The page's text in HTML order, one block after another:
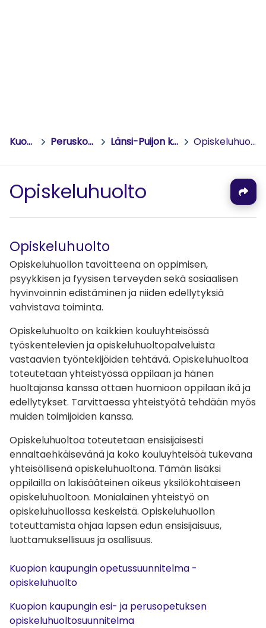
Kuopio Peruskoulut > Länsi-Puijon koulu > Opiskeluhuolto
Opiskeluhuolto
Opiskeluhuolto
Opiskeluhuollon tavoitteena on oppimisen,
psyykkisen ja fyysisen terveyden sekä sosiaalisen
hyvinvoinnin edistäminen ja niiden edellytyksiä
vahvistava toiminta.
Opiskeluhuolto on kaikkien kouluyhteisössä
työskentelevien ja opiskeluhuoltopalveluista
vastaavien työntekijöiden tehtävä. Opiskeluhuoltoa
toteutetaan yhteistyössä oppilaan ja hänen
huoltajansa kanssa ottaen huomioon oppilaan ikä ja
edellytykset. Tarvittaessa yhteistyötä tehdään myös
muiden toimijoiden kanssa.
Opiskeluhuoltoa toteutetaan ensisijaisesti
ennaltaehkäisevänä ja koko kouluyhteisöä tukevana
yhteisöllisenä opiskeluhuoltona. Tämän lisäksi
oppilailla on lakisääteinen oikeus yksilökohtaiseen
opiskeluhuoltoon. Monialainen yhteistyö on
opiskeluhuollossa keskeistä. Opiskeluhuollon
toteuttamista ohjaa lapsen edun ensisijaisuus,
luottamuksellisuus ja osallisuus.
Kuopion kaupungin opetussuunnitelma -
opiskeluhuolto
Kuopion kaupungin esi- ja perusopetuksen
opiskeluhuoltosuunnitelma